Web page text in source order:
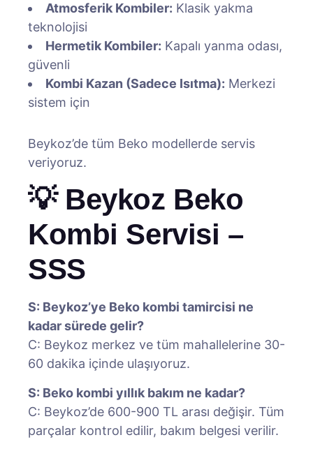
Atmosferik Kombiler: Klasik yakma
teknolojisi
Hermetik Kombiler: Kapalı yanma odası,
güvenli
Kombi Kazan (Sadece Isıtma): Merkezi
sistem için
Beykoz’de tüm Beko modellerde servis
veriyoruz.
💡 Beykoz Beko
Kombi Servisi –
SSS
S: Beykoz’ye Beko kombi tamircisi ne
kadar sürede gelir?
C: Beykoz merkez ve tüm mahallelerine 30-
60 dakika içinde ulaşıyoruz.
S: Beko kombi yıllık bakım ne kadar?
C: Beykoz’de 600-900 TL arası değişir. Tüm
parçalar kontrol edilir, bakım belgesi verilir.